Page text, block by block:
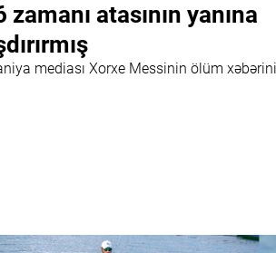
atasının yanına
mediası Xorxe Messinin ölüm